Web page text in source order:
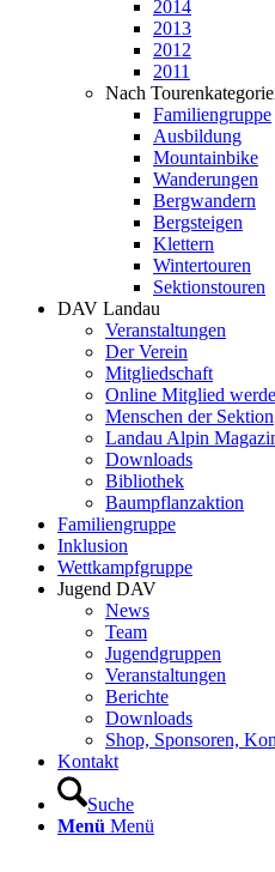
2014
2013
2012
2011
Nach
Familiengruppe
Ausbildung
Mountainbike
Wanderungen
Bergwandern
Bergsteigen
Klettern
Wintertouren
Sektionstouren
DAV Landau
Veranstaltungen
Der Verein
Mitgliedschaft
Online Mitglied
Menschen der Sektion
Landau Alpin
Downloads
Bibliothek
Baumpflanzaktion
Familiengruppe
Inklusion
Wettkampfgruppe
Jugend DAV
News
Team
Jugendgruppen
Veranstaltungen
Berichte
Downloads
Shop, Sponsoren,
Kontakt
Suche
Menü Menü